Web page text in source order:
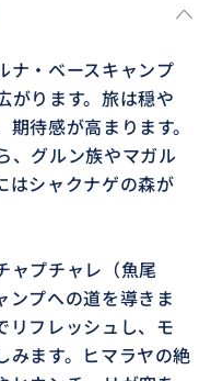
ナ・ベースキャンプ
がります。旅は穏や
待感が高まります。
、グルン族やマガル
はシャクナゲの森が
ャプチャレ（魚尾
ンプへの道を導きま
リフレッシュし、モ
みます。ヒマラヤの絶